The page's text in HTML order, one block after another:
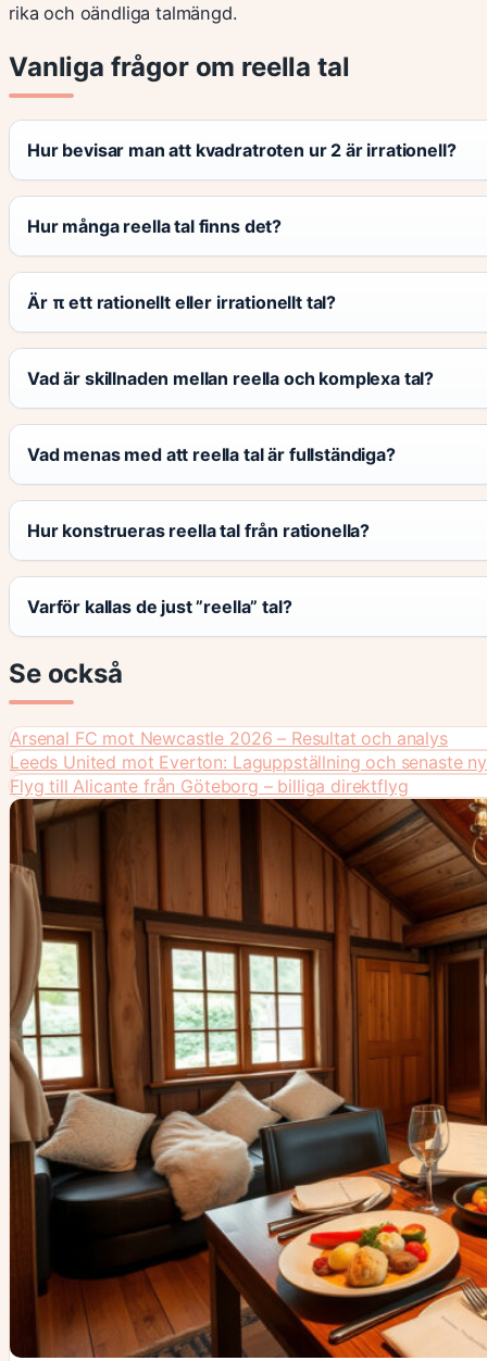
rika och oändliga talmängd.
Vanliga frågor om reella tal
Hur bevisar man att kvadratroten ur 2 är irrationell?
Hur många reella tal finns det?
Är π ett rationellt eller irrationellt tal?
Vad är skillnaden mellan reella och komplexa tal?
Vad menas med att reella tal är fullständiga?
Hur konstrueras reella tal från rationella?
Varför kallas de just ”reella” tal?
Se också
Arsenal FC mot Newcastle 2026 – Resultat och analys
Leeds United mot Everton: Laguppställning och senaste
Flyg till Alicante från Göteborg – billiga direktflyg